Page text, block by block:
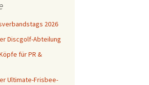
2026
Discgolf-Abteilung
für PR &
Ultimate-Frisbee-